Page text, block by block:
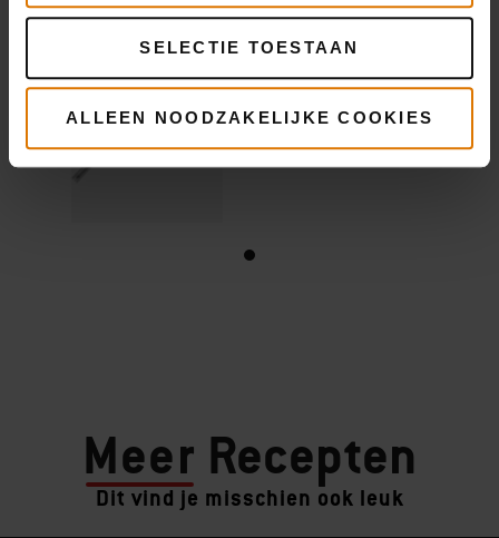
SELECTIE TOESTAAN
ALLEEN NOODZAKELIJKE COOKIES
Meer Recepten
Dit vind je misschien ook leuk